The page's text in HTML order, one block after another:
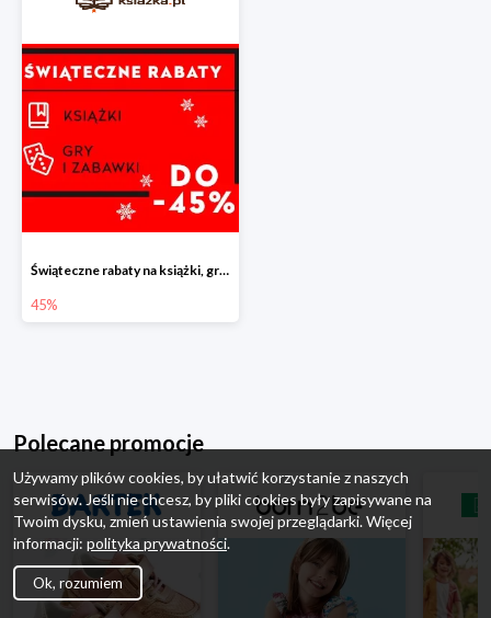
Świąteczne rabaty na książki, gry i zabawki do -45%
45%
Polecane promocje
Używamy plików cookies, by ułatwić korzystanie z naszych
serwisów. Jeśli nie chcesz, by pliki cookies były zapisywane na
Twoim dysku, zmień ustawienia swojej przeglądarki. Więcej
informacji: polityka prywatności.
Ok, rozumiem